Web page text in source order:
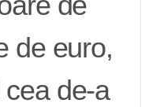
de euro,
de-a